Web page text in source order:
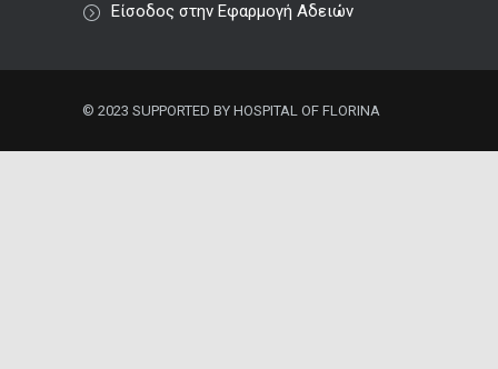
Είσοδος στην Εφαρμογή Αδειών
© 2023 SUPPORTED BY HOSPITAL OF FLORINA